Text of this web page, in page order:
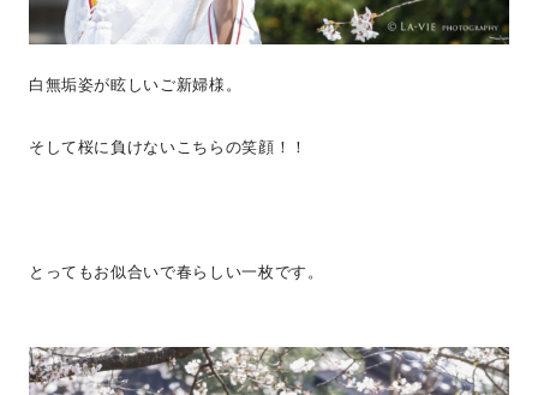
白無垢姿が眩しいご新婦様。
そして桜に負けないこちらの笑顔！！
とってもお似合いで春らしい一枚です。